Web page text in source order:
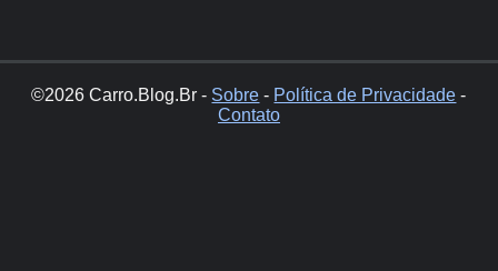
©2026 Carro.Blog.Br - Sobre - Política de Privacidade -
Contato